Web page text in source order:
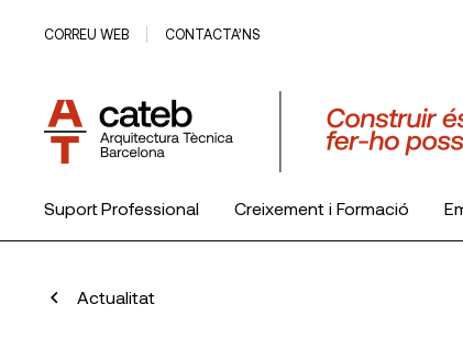
CORREU WEB CONTACTA’NS
Suport Professional Creixement i Formació
Actualitat